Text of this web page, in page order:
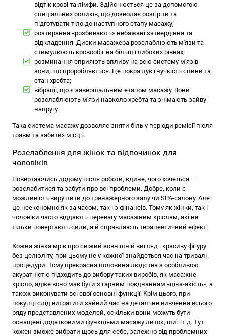
відтік крові та лімфи. Здійснюється це за допомогою
спеціальних роликів, що дозволяє розігріти та
підготувати тіло до наступного етапу масажу;
розтирання «розбивають» небажані затвердіння та
відкладення. Диски масажера розслаблюють м'язи та
стимулюють кровообіг на більш глибоких рівнях;
розминання сприяють впливу на всю систему м'язів
зони, що проробляється. Це покращує гнучкість спини та
стан хребта;
вібрації, що є завершальним етапом масажу. Вони
розслаблюють м'язи навколо хребта та знімають зайву
напругу.
Така система масажу дозволяє зняти біль у періоди ремісії після
травм та забитих місць.
Розслаблення для жінок та відпочинок для
чоловіків
Повертаючись додому після роботи, єдине, чого хочеться –
розслабитися та забути про всі проблеми. Добре, коли є
можливість вирушити до тренажерного залу чи SPA-салону. Але
це неекономно як за часом, так і з фінансів. Тому як жінки, так і
чоловіки часто віддають перевагу масажним кріслам, які не
тільки повертають сили, а й справляють терапевтичний ефект.
Кожна жінка мріє про свіжий зовнішній вигляд і красиву фігуру
без целюліту, при цьому не у кожної знайдеться час на тривалі
процедури. Тому прекрасна половина людства з особливою
акуратністю підходить до вибору таких виробів, як масажне
крісло, адже воно має бути з гарним поєднанням «ціна-якість», а
також виконувати всі свої основні функції. Крім цього, при
покупці слід витратити зайвий час на детальне вивчення всього
ряду представлених моделей, оскільки вони можуть бути
оснащені додатковими функціями масажу литок, шиї і т.д. Тут
кожен зможе вибрати щось для себе, залежно від проблемних